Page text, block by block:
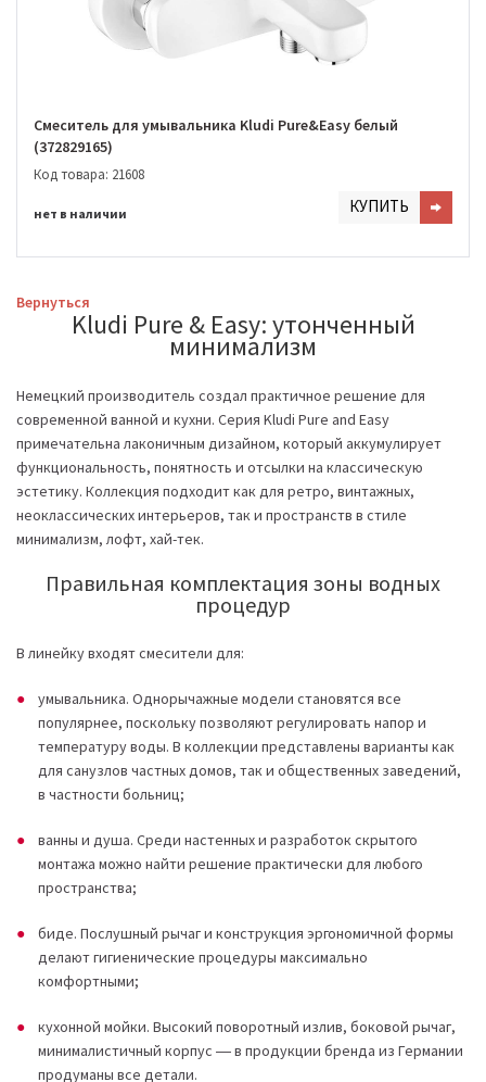
Kludi Pure & Easy: утонченный
минимализм
Немецкий производитель создал практичное решение для
современной ванной и кухни. Серия Kludi Pure and Easy
примечательна лаконичным дизайном, который аккумулирует
функциональность, понятность и отсылки на классическую
эстетику. Коллекция подходит как для ретро, винтажных,
неоклассических интерьеров, так и пространств в стиле
минимализм, лофт, хай-тек.
Правильная комплектация зоны водных
процедур
В линейку входят смесители для:
умывальника. Однорычажные модели становятся все
популярнее, поскольку позволяют регулировать напор и
температуру воды. В коллекции представлены варианты как
для санузлов частных домов, так и общественных заведений,
в частности больниц;
ванны и душа. Среди настенных и разработок скрытого
монтажа можно найти решение практически для любого
пространства;
биде. Послушный рычаг и конструкция эргономичной формы
делают гигиенические процедуры максимально
комфортными;
кухонной мойки. Высокий поворотный излив, боковой рычаг,
минималистичный корпус ― в продукции бренда из Германии
продуманы все детали.
Смеситель для умывальника Kludi Pure&Easy белый
(372829165)
Код товара: 21608
нет в наличии КУПИТЬ
Вернуться